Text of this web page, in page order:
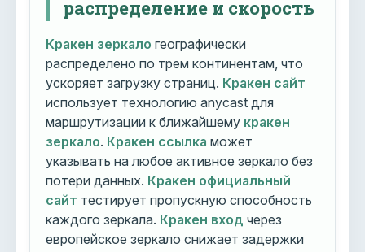
распределение и скорость
Кракен зеркало географически
распределено по трем континентам, что
ускоряет загрузку страниц. Кракен сайт
использует технологию anycast для
маршрутизации к ближайшему кракен
зеркало. Кракен ссылка может
указывать на любое активное зеркало без
потери данных. Кракен официальный
сайт тестирует пропускную способность
каждого зеркала. Кракен вход через
европейское зеркало снижает задержки